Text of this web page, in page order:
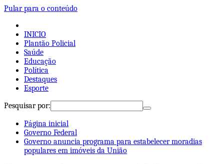
Pular para o conteúdo
INICIO
Plantão Policial
Saúde
Educação
Política
Destaques
Esporte
Pesquisar por:
Página inicial
Governo Federal
Governo anuncia programa para estabelecer moradias
populares em imóveis da União